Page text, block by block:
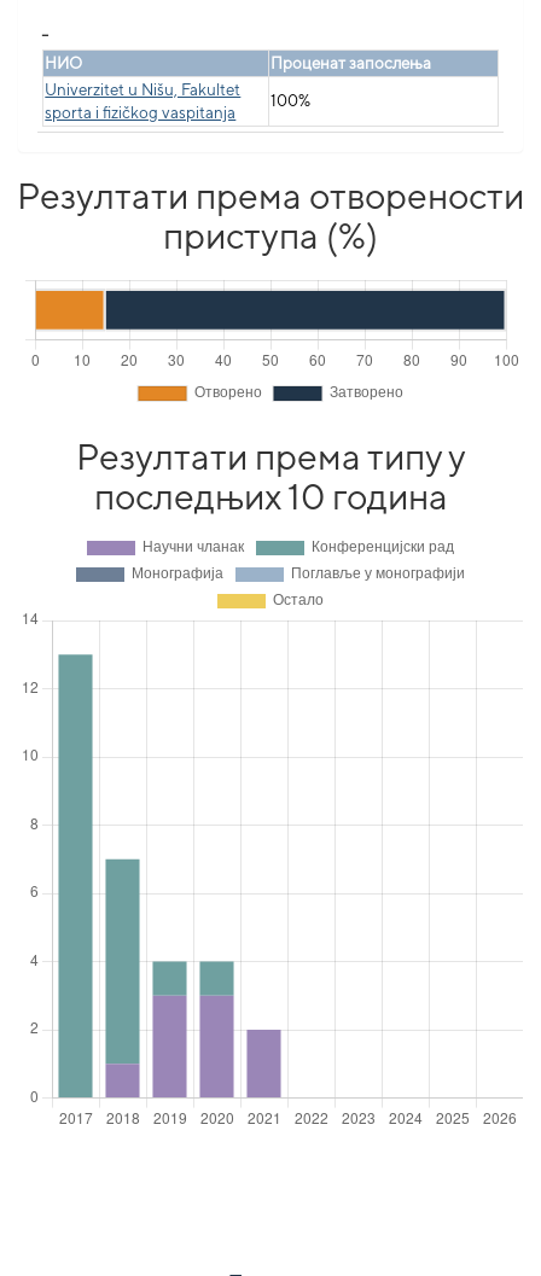
НИО
Проценат запослења
Univerzitet u Nišu, Fakultet
sporta i fizičkog vaspitanja
100%
Резултати према отворености
приступа (%)
Резултати према типу у
последњих 10 година